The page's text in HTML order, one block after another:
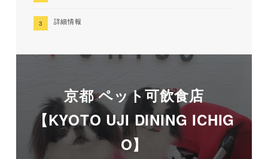
詳細情報
京都 ペット可飲食店
【KYOTO UJI DINING ICHIG
O】